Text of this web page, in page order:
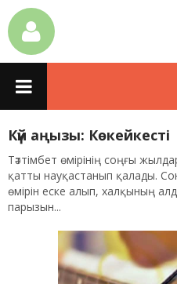
Күй аңызы: Көкейкесті
Тәттімбет өмірінің соңғы
қатты науқастанып қалады.
өмірін еске алып, халқының
парызын...